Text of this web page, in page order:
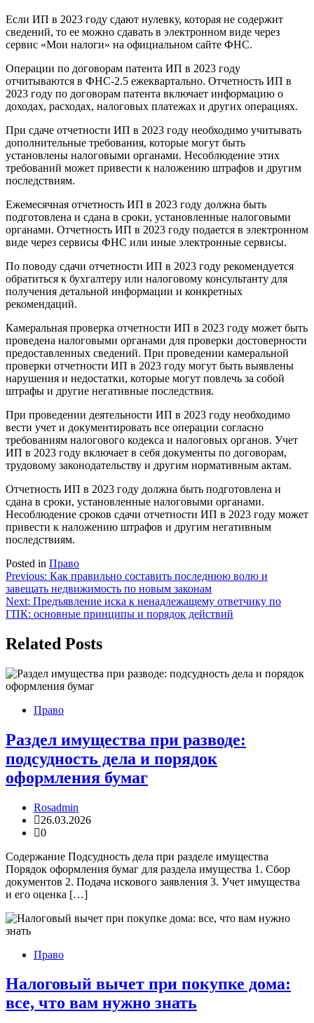
Если ИП в 2023 году сдают нулевку, которая не содержит
сведений, то ее можно сдавать в электронном виде через
сервис «Мои налоги» на официальном сайте ФНС.
Операции по договорам патента ИП в 2023 году
отчитываются в ФНС-2.5 ежеквартально. Отчетность ИП в
2023 году по договорам патента включает информацию о
доходах, расходах, налоговых платежах и других операциях.
При сдаче отчетности ИП в 2023 году необходимо учитывать
дополнительные требования, которые могут быть
установлены налоговыми органами. Несоблюдение этих
требований может привести к наложению штрафов и другим
последствиям.
Ежемесячная отчетность ИП в 2023 году должна быть
подготовлена и сдана в сроки, установленные налоговыми
органами. Отчетность ИП в 2023 году подается в электронном
виде через сервисы ФНС или иные электронные сервисы.
По поводу сдачи отчетности ИП в 2023 году рекомендуется
обратиться к бухгалтеру или налоговому консультанту для
получения детальной информации и конкретных
рекомендаций.
Камеральная проверка отчетности ИП в 2023 году может быть
проведена налоговыми органами для проверки достоверности
предоставленных сведений. При проведении камеральной
проверки отчетности ИП в 2023 году могут быть выявлены
нарушения и недостатки, которые могут повлечь за собой
штрафы и другие негативные последствия.
При проведении деятельности ИП в 2023 году необходимо
вести учет и документировать все операции согласно
требованиям налогового кодекса и налоговых органов. Учет
ИП в 2023 году включает в себя документы по договорам,
трудовому законодательству и другим нормативным актам.
Отчетность ИП в 2023 году должна быть подготовлена и
сдана в сроки, установленные налоговыми органами.
Несоблюдение сроков сдачи отчетности ИП в 2023 году может
привести к наложению штрафов и другим негативным
последствиям.
Posted in Право
Навигация
по
записям
Previous: Как правильно составить последнюю волю и
завещать недвижимость по новым законам
Next: Предъявление иска к ненадлежащему ответчику по
ГПК: основные принципы и порядок действий
Related Posts
Право
Раздел имущества при разводе:
подсудность дела и порядок
оформления бумаг
Rosadmin
26.03.2026
0
Содержание Подсудность дела при разделе имущества
Порядок оформления бумаг для раздела имущества 1. Сбор
документов 2. Подача искового заявления 3. Учет имущества
и его оценка […]
Право
Налоговый вычет при покупке дома:
все, что вам нужно знать